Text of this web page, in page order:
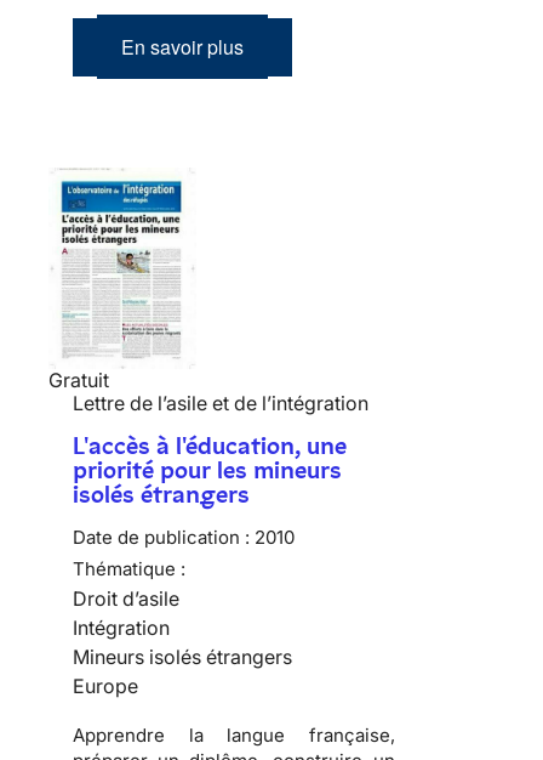
En savoir plus
Gratuit
Lettre de l’asile et de l’intégration
L'accès à l'éducation, une
priorité pour les mineurs
isolés étrangers
Date de publication : 2010
Thématique :
Droit d’asile
Intégration
Mineurs isolés étrangers
Europe
Apprendre la langue française,